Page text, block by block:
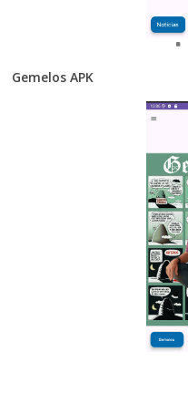
Gemelos APK